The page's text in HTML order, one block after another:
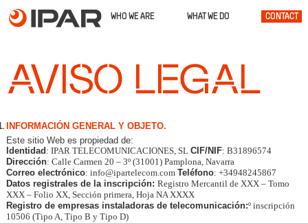
WHO WE ARE WHAT WE DO CONTACT
TELECOMS INFRASTRUCTURES RENEWABLES
AVISO LEGAL
INFORMACIÓN GENERAL Y OBJETO.
Este sitio Web es propiedad de:
Identidad : IPAR TELECOMUNICACIONES, SL CIF/NIF: B31896574
Dirección: Calle Carmen 20 – 3º (31001) Pamplona, Navarra
Correo electrónico: info@ipartelecom.com Teléfono: +34948245867
Datos registrales de la inscripción: Registro Mercantil de XXX – Tomo
XXX – Folio XX, Sección primera, Hoja NA XXXX
Registro de empresas instaladoras de telecomunicación:º inscripción
10506 (Tipo A, Tipo B y Tipo D)